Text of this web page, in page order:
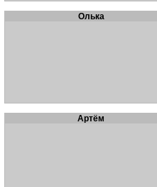
Олька
Артём